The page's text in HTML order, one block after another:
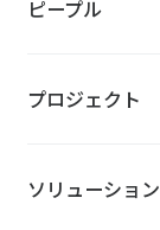
ピープル
プロジェクト
ソリューション